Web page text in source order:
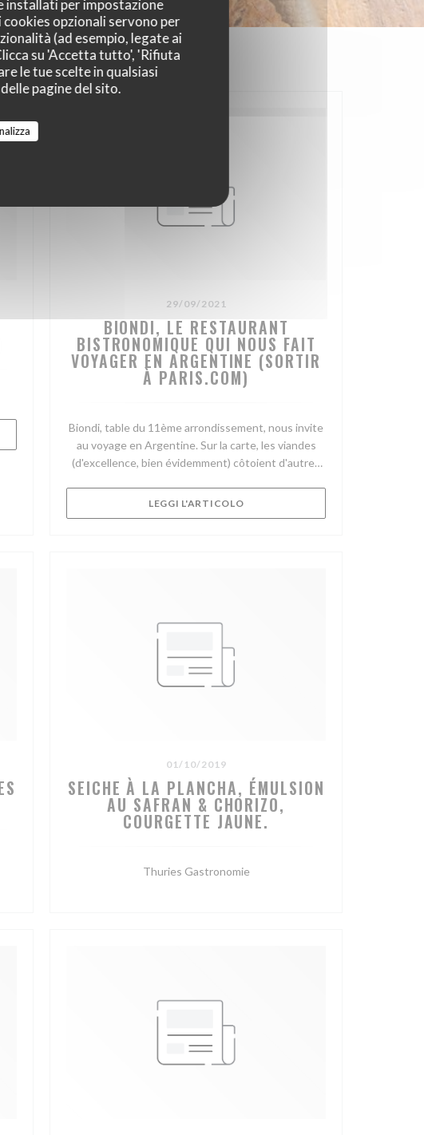
installati per impostazione
opzionali servono per
(ad esempio, legate ai
su 'Accetta tutto', 'Rifiuta
le tue scelte in qualsiasi
pagine del sito.
FINESTRA))
29/09/2021
BIONDI, LE RESTAURANT
BISTRONOMIQUE QUI NOUS FAIT
VOYAGER EN ARGENTINE (SORTIR
À PARIS.COM)
Biondi, table du 11ème arrondissement, nous invite
au voyage en Argentine. Sur la carte, les viandes
(d'excellence, bien évidemment) côtoient d'autres
LEGGI L'ARTICOLO((APRE UNA NUOVA FINESTRA))
01/10/2019
SEICHE À LA PLANCHA, ÉMULSION
AU SAFRAN & CHORIZO,
COURGETTE JAUNE.
Thuries Gastronomie